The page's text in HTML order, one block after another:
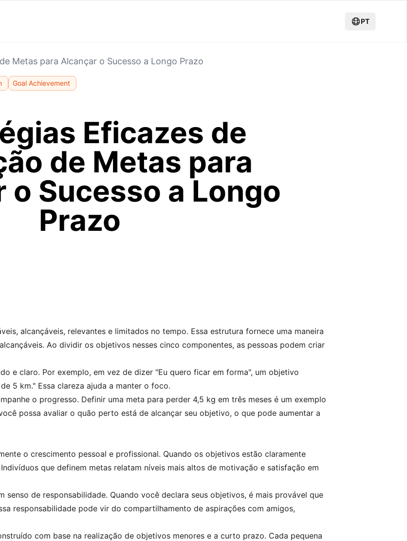
PT
Metas para Alcançar o Sucesso a Longo Prazo
Goal Achievement
Eficazes de
de Metas para
o Sucesso a Longo
Prazo
alcançáveis, relevantes e limitados no tempo. Essa estrutura fornece uma maneira
Ao dividir os objetivos nesses cinco componentes, as pessoas podem criar
e claro. Por exemplo, em vez de dizer "Eu quero ficar em forma", um objetivo
5 km." Essa clareza ajuda a manter o foco.
o progresso. Definir uma meta para perder 4,5 kg em três meses é um exemplo
possa avaliar o quão perto está de alcançar seu objetivo, o que pode aumentar a
o crescimento pessoal e profissional. Quando os objetivos estão claramente
que definem metas relatam níveis mais altos de motivação e satisfação em
de responsabilidade. Quando você declara seus objetivos, é mais provável que
responsabilidade pode vir do compartilhamento de aspirações com amigos,
com base na realização de objetivos menores e a curto prazo. Cada pequena